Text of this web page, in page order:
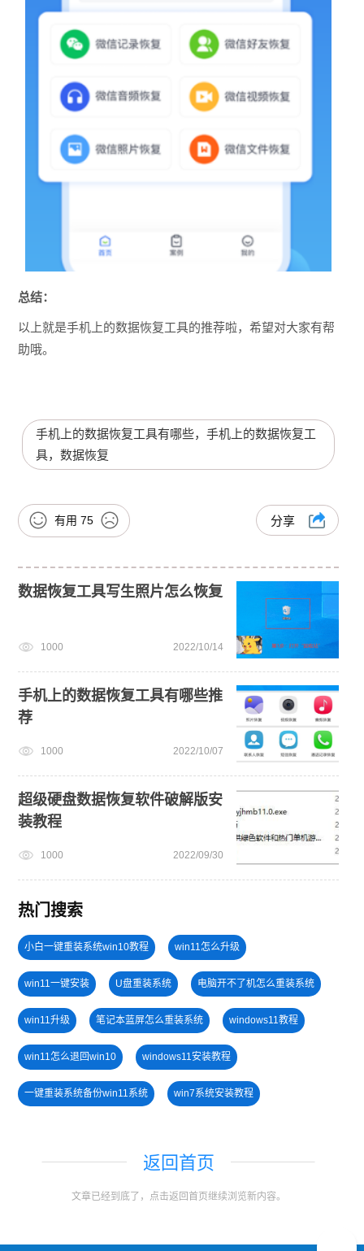
总结：
以上就是手机上的数据恢复工具的推荐啦，希望对大家有帮
助哦。
手机上的数据恢复工具有哪些，手机上的数据恢复工
具，数据恢复
有用 75 分享
数据恢复工具写生照片怎么恢复
1000 2022/10/14
手机上的数据恢复工具有哪些推
荐
1000 2022/10/07
超级硬盘数据恢复软件破解版安
装教程
1000 2022/09/30
热门搜索
小白一键重装系统win10教程 win11怎么升级
win11一键安装 U盘重装系统 电脑开不了机怎么重装系统
win11升级 笔记本蓝屏怎么重装系统 windows11教程
win11怎么退回win10 windows11安装教程
一键重装系统备份win11系统 win7系统安装教程
U盘装win7系统 win11绕过硬件限制安装 win7系统重装
windows11升级 win11最低硬件要求
返回首页
文章已经到底了，点击返回首页继续浏览新内容。